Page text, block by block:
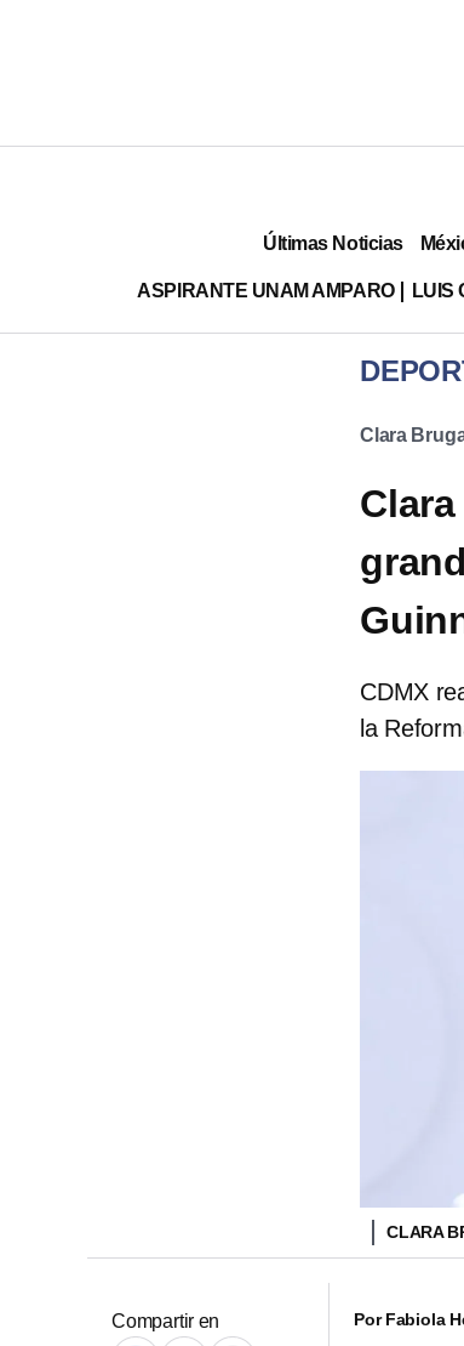
Últimas Noticias
ASPIRANTE UNAM AMPARO LUIS
Clara
CDMX
la
CLARA
Compartir en PorFabiola